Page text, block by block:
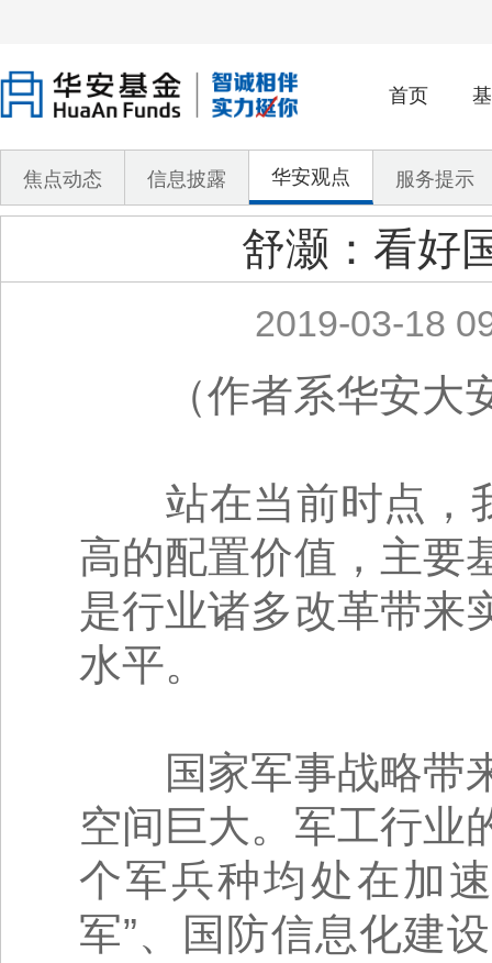
首页
焦点动态 信息披露 华安观点 服务提示
舒灏：看好
2019-03-18
（作者系华安大
站在当前时点，我
高的配置价值，主要
是行业诸多改革带来
水平。
国家军事战略带来
空间巨大。军工行业
个军兵种均处在加
军”、国防信息化建